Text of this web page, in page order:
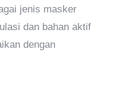
jenis masker
dan bahan aktif
dengan